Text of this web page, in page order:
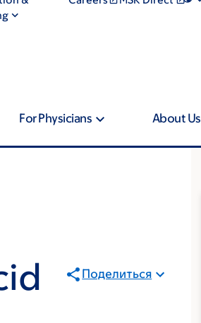
For Physicians About Us
Поделиться